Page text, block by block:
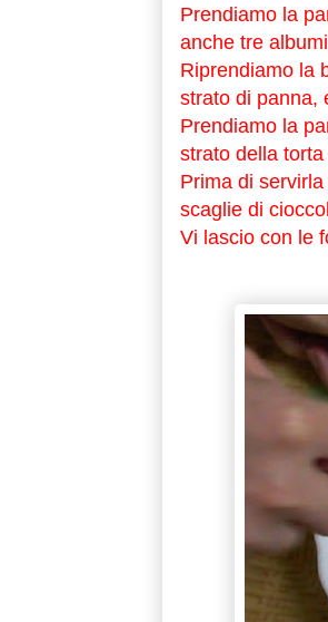
Prendiamo la
anche tre
Riprendiamo la
strato di panna,
Prendiamo la
strato della
Prima di
scaglie di
Vi lascio con le